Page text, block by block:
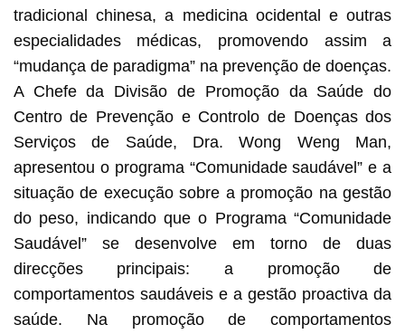
tradicional chinesa, a medicina ocidental e outras
especialidades médicas, promovendo assim a
“mudança de paradigma” na prevenção de doenças.
A Chefe da Divisão de Promoção da Saúde do
Centro de Prevenção e Controlo de Doenças dos
Serviços de Saúde, Dra. Wong Weng Man,
apresentou o programa “Comunidade saudável” e a
situação de execução sobre a promoção na gestão
do peso, indicando que o Programa “Comunidade
Saudável” se desenvolve em torno de duas
direcções principais: a promoção de
comportamentos saudáveis e a gestão proactiva da
saúde. Na promoção de comportamentos